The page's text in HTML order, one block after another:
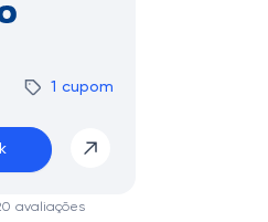
1 cupom
avaliações